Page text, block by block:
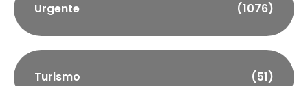
Urgente (1076)
Turismo (51)